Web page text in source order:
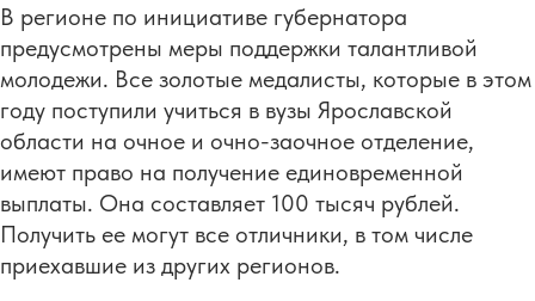
В регионе по инициативе губернатора
предусмотрены меры поддержки талантливой
молодежи. Все золотые медалисты, которые в этом
году поступили учиться в вузы Ярославской
области на очное и очно-заочное отделение,
имеют право на получение единовременной
выплаты. Она составляет 100 тысяч рублей.
Получить ее могут все отличники, в том числе
приехавшие из других регионов.